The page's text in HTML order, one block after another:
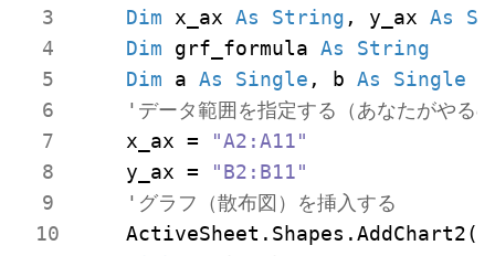
Dim x_ax As String , y_ax As
Dim grf_formula As
String
Dim a As Single , b As
Single
'データ範囲を指定する（あなたがやる
    x_ax =
"A2:A11"
    y_ax =
"B2:B11"
'グラフ（散布図）を挿入する
    ActiveSheet.Shapes.AddChart2(